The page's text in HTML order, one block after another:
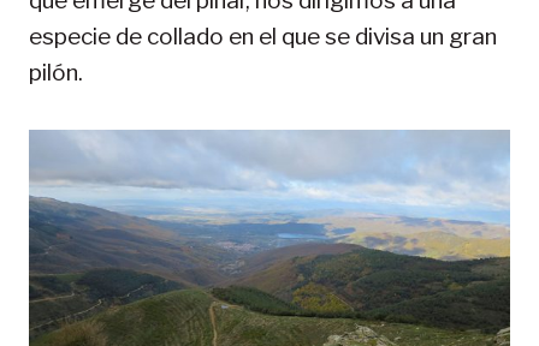
especie de collado en el que se divisa un gran
pilón.